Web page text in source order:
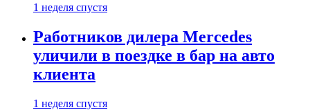
1 неделя спустя
Работников дилера Mercedes
уличили в поездке в бар на авто
клиента
1 неделя спустя